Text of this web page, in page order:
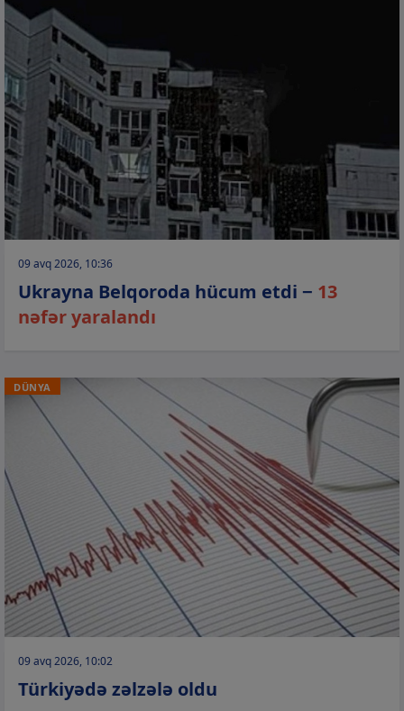
09 avq 2026, 10:36
Ukrayna Belqoroda hücum etdi − 13
nəfər yaralandı
DÜNYA
09 avq 2026, 10:02
Türkiyədə zəlzələ oldu